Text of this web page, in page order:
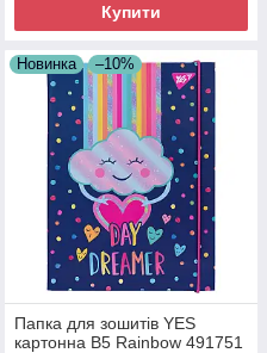
Купити
Новинка –10%
Папка для зошитів YES
картонна В5 Rainbow 491751